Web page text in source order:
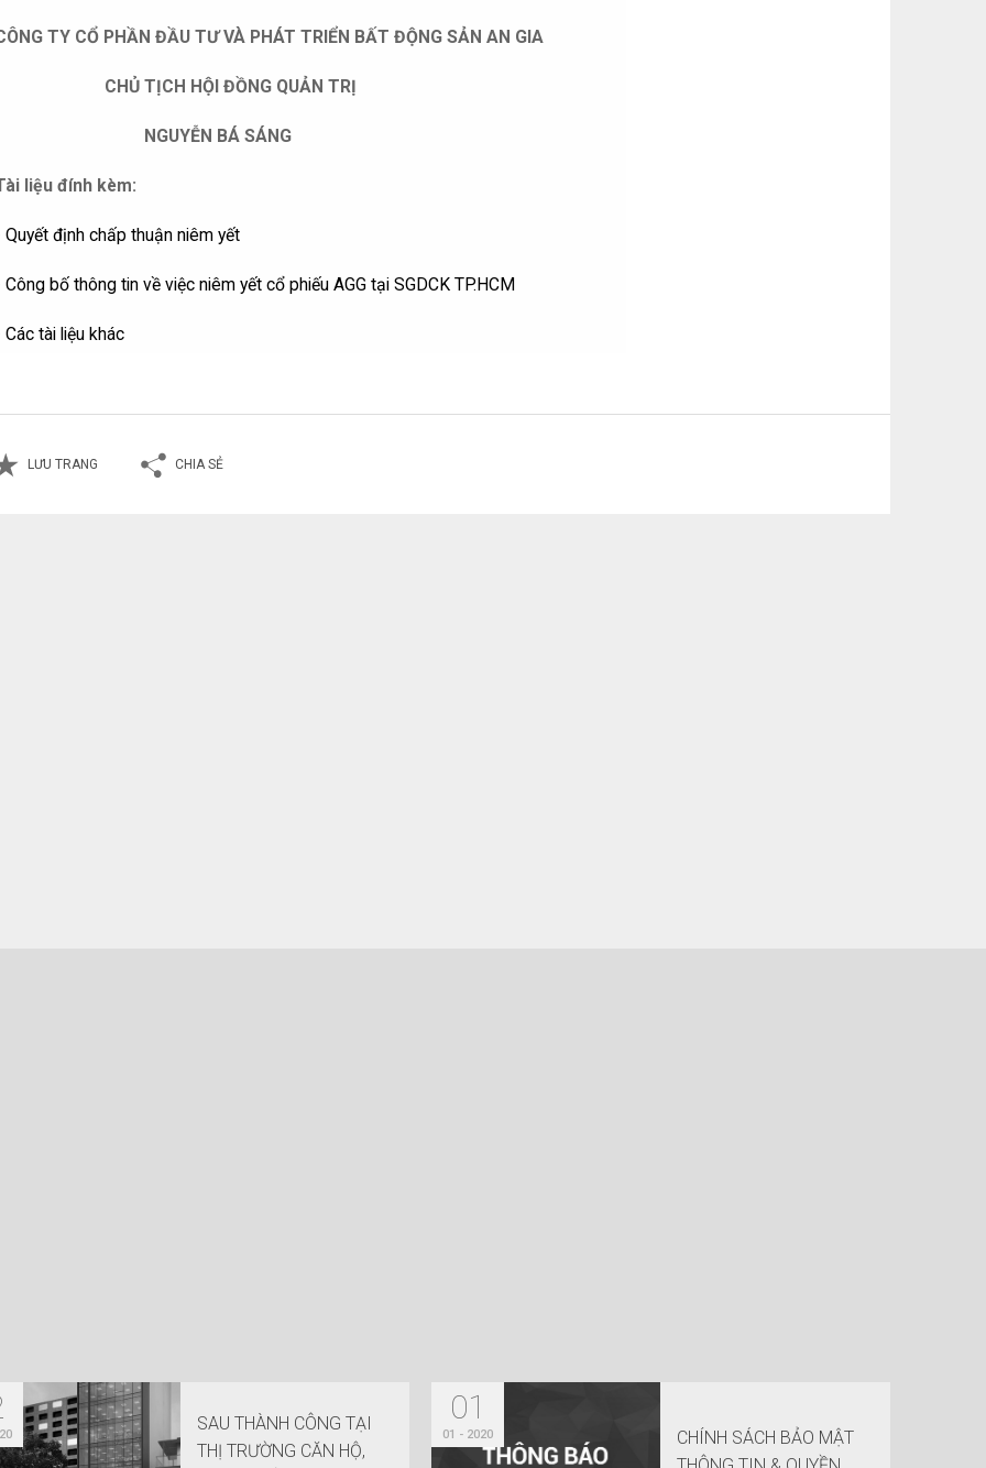
TY CỔ PHẦN ĐẦU TƯ VÀ PHÁT TRIỂN BẤT ĐỘNG SẢN AN GIA
CHỦ TỊCH HỘI ĐỒNG QUẢN TRỊ
NGUYỄN BÁ SÁNG
liệu đính kèm:
Quyết định chấp thuận niêm yết
Công bố thông tin về việc niêm yết cổ phiếu AGG tại SGDCK TP.HCM
Các tài liệu khác
LƯU TRANG CHIA SẺ
SAU THÀNH CÔNG TẠI
THỊ TRƯỜNG CĂN HỘ,
01
01 - 2020
CHÍNH SÁCH BẢO MẬT